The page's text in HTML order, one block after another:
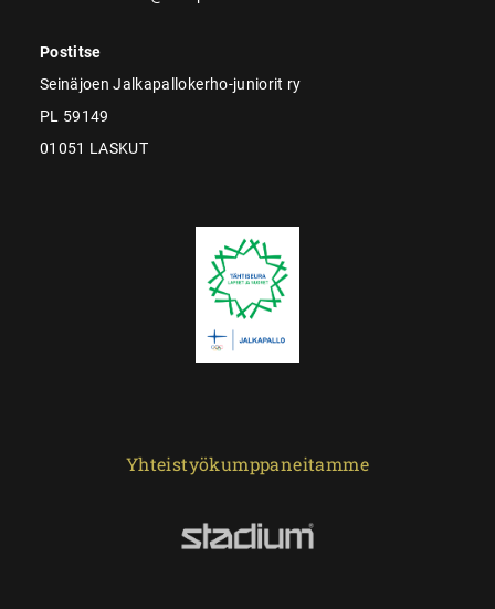
Postitse
Seinäjoen Jalkapallokerho-juniorit ry
PL 59149
01051 LASKUT
Yhteistyökumppaneitamme